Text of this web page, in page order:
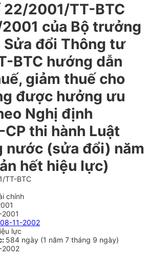
2001/TT-BTC
của Bộ trưởng
Sửa đổi Thông tư
BTC hướng dẫn
giảm thuế cho
được hưởng ưu
Nghị định
thi hành Luật
nước (sửa đổi) năm
hết hiệu lực)
TT-BTC
chính
08-11-2002
lực
584 ngày (1 năm 7 tháng 9 ngày)
2002